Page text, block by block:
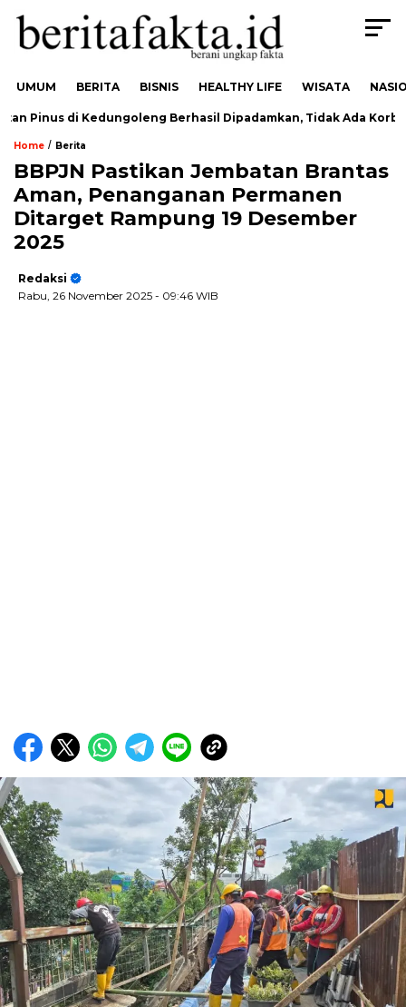
UMUM BERITA BISNIS HEALTHY LIFE WISATA
Pinus di Kedungoleng Berhasil Dipadamkan, Tidak Ada Korban
Home / Berita
BBPJN Pastikan Jembatan Brantas
Aman, Penanganan Permanen
Ditarget Rampung 19 Desember
2025
Redaksi
Rabu, 26 November 2025 - 09:46 WIB